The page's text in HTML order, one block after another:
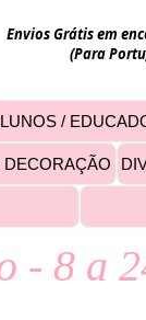
Envios Grátis em
(Para
/
DECORAÇÃO
- 8 a